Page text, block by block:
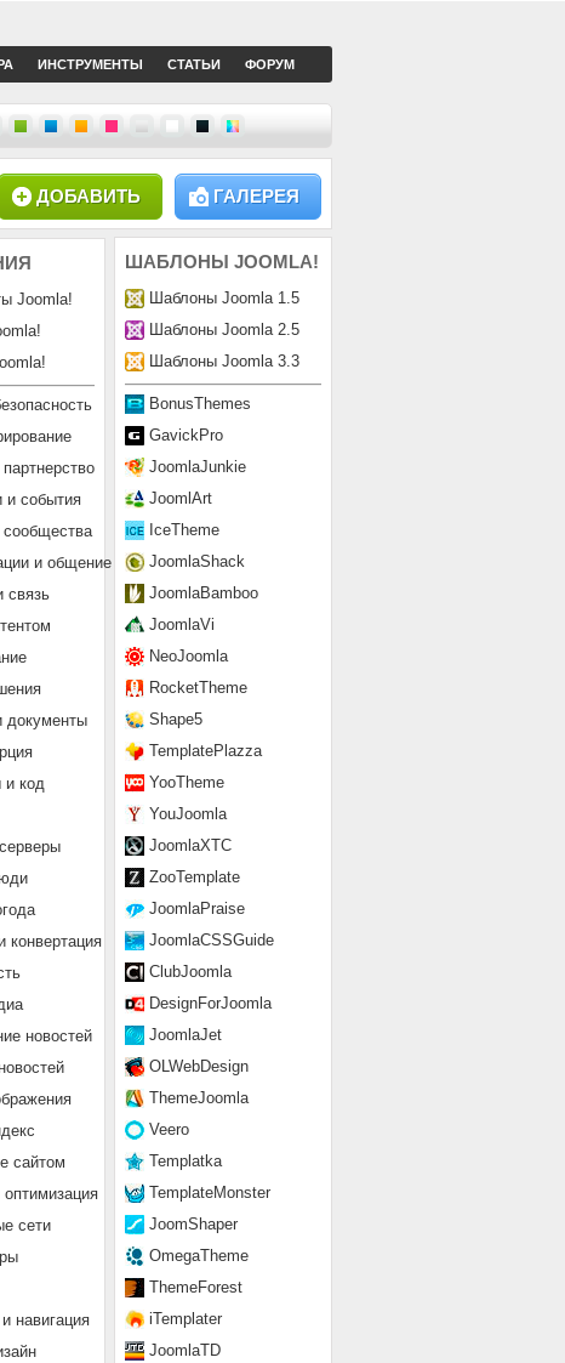
ИНСТРУМЕНТЫ СТАТЬИ ФОРУМ
ГАЛЕРЕЯ
ДОБАВИТЬ
ШАБЛОНЫ JOOMLA!
Шаблоны Joomla 1.5
Шаблоны Joomla 2.5
Шаблоны Joomla 3.3
BonusThemes
GavickPro
JoomlaJunkie
JoomlArt
IceTheme
JoomlaShack
JoomlaBamboo
JoomlaVi
NeoJoomla
RocketTheme
Shape5
TemplatePlazza
YooTheme
YouJoomla
JoomlaXTC
ZooTemplate
JoomlaPraise
JoomlaCSSGuide
ClubJoomla
DesignForJoomla
JoomlaJet
OLWebDesign
ThemeJoomla
Veero
Templatka
TemplateMonster
JoomShaper
OmegaTheme
ThemeForest
iTemplater
JoomlaTD
Joomla!
и события
и общение
связь
документы
и код
конвертация
новостей
сайтом
оптимизация
сети
навигация